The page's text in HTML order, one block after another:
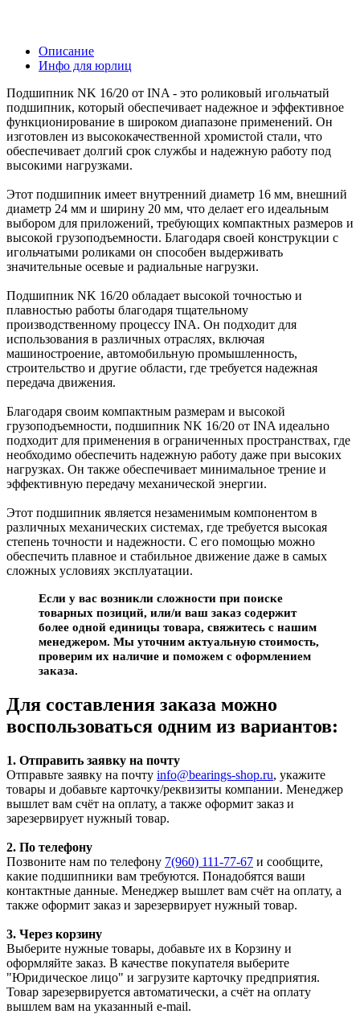
Описание
Инфо для юрлиц
Подшипник NK 16/20 от INA - это роликовый игольчатый
подшипник, который обеспечивает надежное и эффективное
функционирование в широком диапазоне применений. Он
изготовлен из высококачественной хромистой стали, что
обеспечивает долгий срок службы и надежную работу под
высокими нагрузками.
Этот подшипник имеет внутренний диаметр 16 мм, внешний
диаметр 24 мм и ширину 20 мм, что делает его идеальным
выбором для приложений, требующих компактных размеров и
высокой грузоподъемности. Благодаря своей конструкции с
игольчатыми роликами он способен выдерживать
значительные осевые и радиальные нагрузки.
Подшипник NK 16/20 обладает высокой точностью и
плавностью работы благодаря тщательному
производственному процессу INA. Он подходит для
использования в различных отраслях, включая
машиностроение, автомобильную промышленность,
строительство и другие области, где требуется надежная
передача движения.
Благодаря своим компактным размерам и высокой
грузоподъемности, подшипник NK 16/20 от INA идеально
подходит для применения в ограниченных пространствах, где
необходимо обеспечить надежную работу даже при высоких
нагрузках. Он также обеспечивает минимальное трение и
эффективную передачу механической энергии.
Этот подшипник является незаменимым компонентом в
различных механических системах, где требуется высокая
степень точности и надежности. С его помощью можно
обеспечить плавное и стабильное движение даже в самых
сложных условиях эксплуатации.
Если у вас возникли сложности при поиске
товарных позиций, или/и ваш заказ содержит
более одной единицы товара, свяжитесь с нашим
менеджером. Мы уточним актуальную стоимость,
проверим их наличие и поможем с оформлением
заказа.
Для составления заказа можно
воспользоваться одним из вариантов:
1. Отправить заявку на почту
Отправьте заявку на почту info@bearings-shop.ru, укажите
товары и добавьте карточку/реквизиты компании. Менеджер
вышлет вам счёт на оплату, а также оформит заказ и
зарезервирует нужный товар.
2. По телефону
Позвоните нам по телефону 7(960) 111-77-67 и сообщите,
какие подшипники вам требуются. Понадобятся ваши
контактные данные. Менеджер вышлет вам счёт на оплату, а
также оформит заказ и зарезервирует нужный товар.
3. Через корзину
Выберите нужные товары, добавьте их в Корзину и
оформляйте заказ. В качестве покупателя выберите
"Юридическое лицо" и загрузите карточку предприятия.
Товар зарезервируется автоматически, а счёт на оплату
вышлем вам на указанный e-mail.